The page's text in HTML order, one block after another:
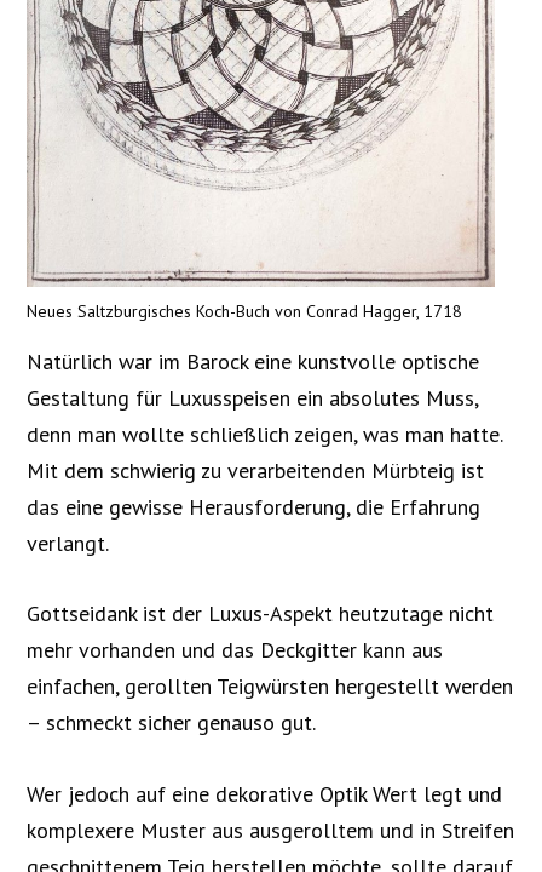
Neues Saltzburgisches Koch-Buch von Conrad Hagger, 1718
Natürlich war im Barock eine kunstvolle optische
Gestaltung für Luxusspeisen ein absolutes Muss,
denn man wollte schließlich zeigen, was man hatte.
Mit dem schwierig zu verarbeitenden Mürbteig ist
das eine gewisse Herausforderung, die Erfahrung
verlangt.
Gottseidank ist der Luxus-Aspekt heutzutage nicht
mehr vorhanden und das Deckgitter kann aus
einfachen, gerollten Teigwürsten hergestellt werden
– schmeckt sicher genauso gut.
Wer jedoch auf eine dekorative Optik Wert legt und
komplexere Muster aus ausgerolltem und in Streifen